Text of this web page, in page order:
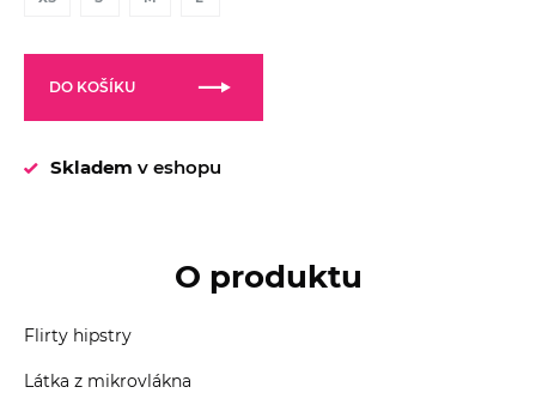
DO KOŠÍKU
Skladem v eshopu
O produktu
Flirty hipstry
Látka z mikrovlákna